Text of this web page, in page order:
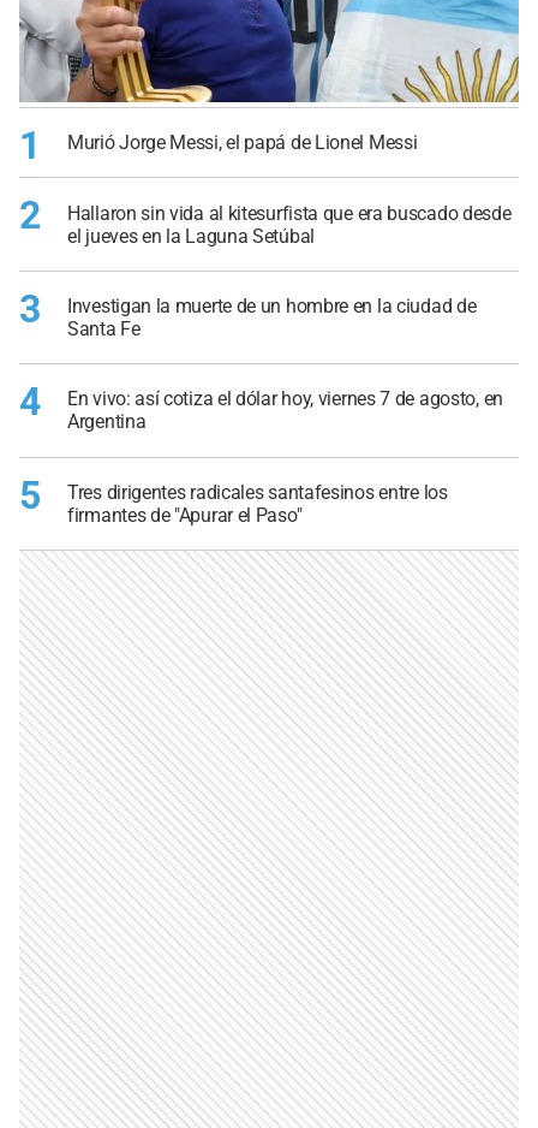
1 Murió Jorge Messi, el papá de Lionel Messi
2
Hallaron sin vida al kitesurfista que era buscado desde
el jueves en la Laguna Setúbal
3
Investigan la muerte de un hombre en la ciudad de
Santa Fe
4
En vivo: así cotiza el dólar hoy, viernes 7 de agosto, en
Argentina
5
Tres dirigentes radicales santafesinos entre los
firmantes de "Apurar el Paso"